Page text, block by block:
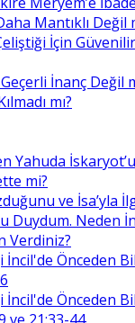
Mantıklı Değil
İçin
İnanç Değil
mı?
Yahuda
mi?
ve İsa’yla
Neden
Verdiniz?
İncil'de Önceden
İncil'de Önceden